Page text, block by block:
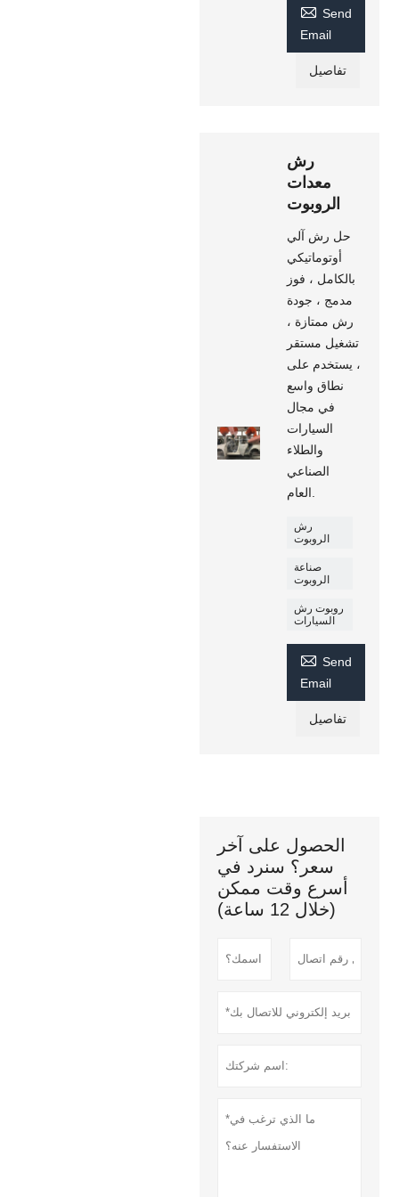
 Send
Email
تفاصيل
رش
معدات
الروبوت
حل رش آلي
أوتوماتيكي
بالكامل ، فوز
مدمج ، جودة
رش ممتازة ،
تشغيل مستقر
، يستخدم على
نطاق واسع
في مجال
السيارات
والطلاء
الصناعي
رش
الروبوت
صناعة
الروبوت
روبوت رش
السيارات
 Send
Email
تفاصيل
الحصول على آخر
سعر؟ سنرد في
أسرع وقت ممكن
(خلال 12 ساعة)